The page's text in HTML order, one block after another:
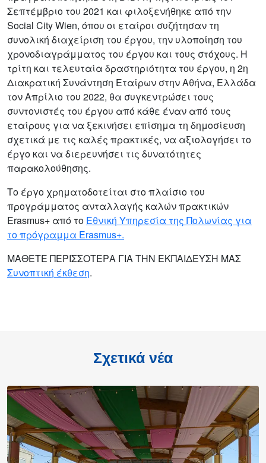
Σεπτέμβριο του 2021 και φιλοξενήθηκε από την
Social City Wien, όπου οι εταίροι συζήτησαν τη
συνολική διαχείριση του έργου, την υλοποίηση του
χρονοδιαγράμματος του έργου και τους στόχους. Η
τρίτη και τελευταία δραστηριότητα του έργου, η 2η
Διακρατική Συνάντηση Εταίρων στην Αθήνα, Ελλάδα
τον Απρίλιο του 2022, θα συγκεντρώσει τους
συντονιστές του έργου από κάθε έναν από τους
εταίρους για να ξεκινήσει επίσημα τη δημοσίευση
σχετικά με τις καλές πρακτικές, να αξιολογήσει το
έργο και να διερευνήσει τις δυνατότητες
παρακολούθησης.
Το έργο χρηματοδοτείται στο πλαίσιο του
προγράμματος ανταλλαγής καλών πρακτικών
Erasmus+ από το Εθνική Υπηρεσία της Πολωνίας για
το πρόγραμμα Erasmus+.
ΜΑΘΕΤΕ ΠΕΡΙΣΣΟΤΕΡΑ ΓΙΑ ΤΗΝ ΕΚΠΑΙΔΕΥΣΗ ΜΑΣ
Συνοπτική έκθεση.
Σχετικά νέα